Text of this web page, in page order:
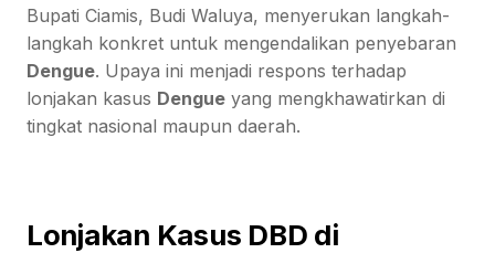
Bupati Ciamis, Budi Waluya, menyerukan langkah-
langkah konkret untuk mengendalikan penyebaran
Dengue. Upaya ini menjadi respons terhadap
lonjakan kasus Dengue yang mengkhawatirkan di
tingkat nasional maupun daerah.
Lonjakan Kasus DBD di